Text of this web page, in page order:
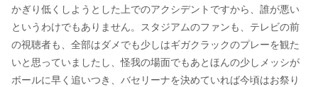
かぎり低くしようとした上でのアクシデントですから、誰が悪い
というわけでもありません。スタジアムのファンも、テレビの前
の視聴者も、全部はダメでも少しはギガクラックのプレーを観た
いと思っていましたし、怪我の場面でもあとほんの少しメッシが
ボールに早く追いつき、バセリーナを決めていれば今頃はお祭り